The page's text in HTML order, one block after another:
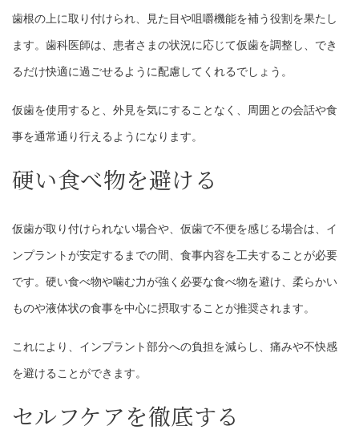
歯根の上に取り付けられ、見た目や咀嚼機能を補う役割を果たし
ます。歯科医師は、患者さまの状況に応じて仮歯を調整し、でき
るだけ快適に過ごせるように配慮してくれるでしょう。
仮歯を使用すると、外見を気にすることなく、周囲との会話や食
事を通常通り行えるようになります。
硬い食べ物を避ける
仮歯が取り付けられない場合や、仮歯で不便を感じる場合は、イ
ンプラントが安定するまでの間、食事内容を工夫することが必要
です。硬い食べ物や噛む力が強く必要な食べ物を避け、柔らかい
ものや液体状の食事を中心に摂取することが推奨されます。
これにより、インプラント部分への負担を減らし、痛みや不快感
を避けることができます。
セルフケアを徹底する